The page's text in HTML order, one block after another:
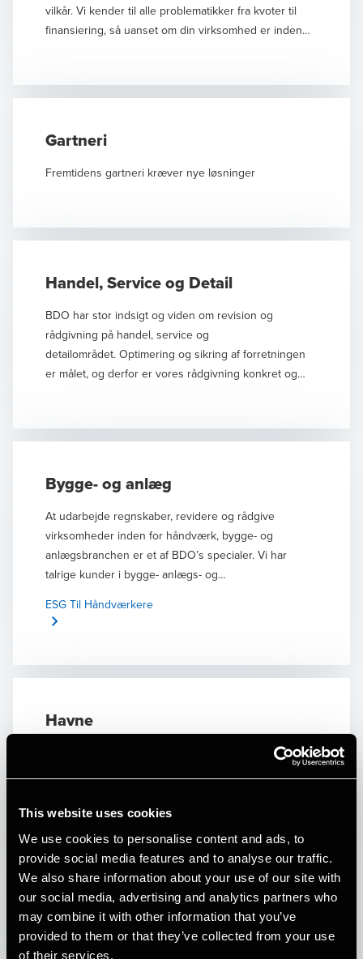
This website uses cookies
We use cookies to personalise content and ads, to
provide social media features and to analyse our traffic.
We also share information about your use of our site with
our social media, advertising and analytics partners who
may combine it with other information that you’ve
provided to them or that they’ve collected from your use
of their services.
vilkår. Vi kender til alle problematikker fra kvoter til
finansiering, så uanset om din virksomhed er inden
altid sikker på, at dit regnskab opfylder alle de regler
kapacitet, ligesom vores viden om regler og love er
100 % opdateret. Vores erfaringsgrundlag med
Danmarks Statistik.
Gartneri
Fremtidens gartneri kræver nye løsninger
Handel, Service og Detail
BDO har stor indsigt og viden om revision og
rådgivning på handel, service og
detailområdet. Optimering og sikring af forretningen
er målet, og derfor er vores rådgivning konkret og
Bygge- og anlæg
At udarbejde regnskaber, revidere og rådgive
virksomheder inden for håndværk, bygge- og
anlægsbranchen er et af BDO’s specialer. Vi har
talrige kunder i bygge- anlægs- og
viden om, hvilke udfordringer, der er blandt danske
ESG Til Håndværkere
Havne
I Danmark er det af national interesse at fastholde
havneerhvervet. Hos BDO ved vi, hvilke udfordringer
der findes i det danske havneerhverv, og hvad der
som virksomhed her er vigtigt at holde fokus på.
Denne viden gør det muligt for os at udarbejde
regnskaber samt revidere og yde økonomisk
rådgivning – uanset hvilken del af havneerhvervet
jeres virksomhed tilhører.
Landbrug
Vi styrker de landmænd, der driver forretning – ikke